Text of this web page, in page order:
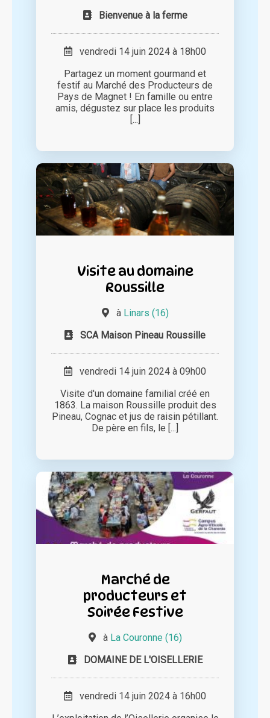
Bienvenue à la ferme
vendredi 14 juin 2024 à 18h00
Partagez un moment gourmand et
festif au Marché des Producteurs de
Pays de Magnet ! En famille ou entre
amis, dégustez sur place les produits
[...]
Visite au domaine
Roussille
à Linars (16)
SCA Maison Pineau Roussille
vendredi 14 juin 2024 à 09h00
Visite d'un domaine familial créé en
1863. La maison Roussille produit des
Pineau, Cognac et jus de raisin pétillant.
De père en fils, le [...]
Marché de
producteurs et
Soirée Festive
à La Couronne (16)
DOMAINE DE L'OISELLERIE
vendredi 14 juin 2024 à 16h00